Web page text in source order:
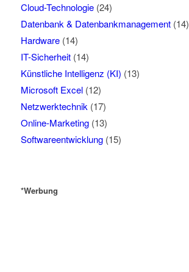
Cloud-Technologie(24)
Datenbank & Datenbankmanagement(14)
Hardware(14)
IT-Sicherheit(14)
Künstliche Intelligenz (KI) (13)
Microsoft Excel(12)
Netzwerktechnik (17)
Online-Marketing(13)
Softwareentwicklung(15)
*Werbung